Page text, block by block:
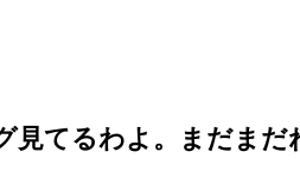
見てるわよ。まだまだ